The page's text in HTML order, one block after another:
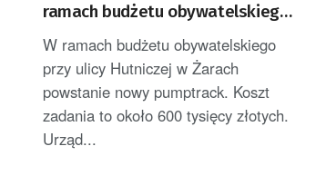
ramach budżetu obywatelskiego
Żar
W ramach budżetu obywatelskiego
przy ulicy Hutniczej w Żarach
powstanie nowy pumptrack. Koszt
zadania to około 600 tysięcy złotych.
Urząd...